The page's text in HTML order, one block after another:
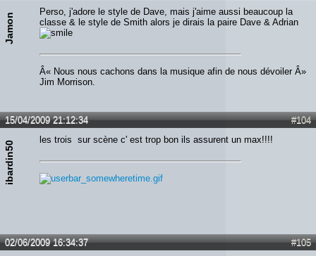
Jamon
Perso, j'adore le style de Dave, mais j'aime aussi beaucoup la
classe & le style de Smith alors je dirais la paire Dave & Adrian
Â« Nous nous cachons dans la musique afin de nous dévoiler Â»
Jim Morrison.
#104
15/04/2009 21:12:34
ibardin50
les trois sur scène c' est trop bon ils assurent un max!!!!
#105
02/06/2009 16:34:37